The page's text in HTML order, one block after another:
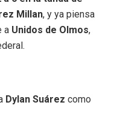
Millan, y ya piensa
a Unidos de Olmos,
Dylan Suárez como